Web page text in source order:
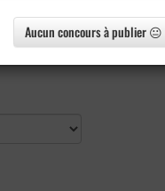
Aucun concours à publier 😐